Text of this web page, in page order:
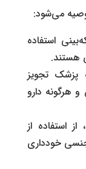
می‌شود:
استفاده
هستند.
پزشک تجویز
هرگونه دارو
از استفاده از
خودداری